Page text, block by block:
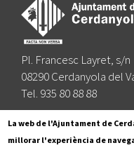
Pl. Francesc Layret, s/n
08290 Cerdanyola del
Tel. 935 80 88 88
Segueix-nos a:
La web de l'Ajuntament de
millorar l'experiència de